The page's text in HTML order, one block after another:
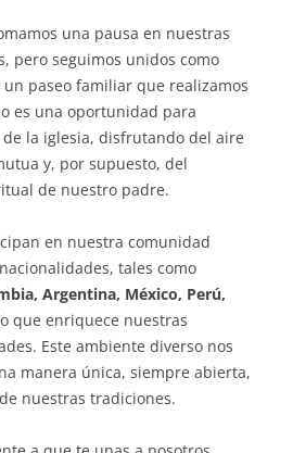
una pausa en nuestras
pero seguimos unidos como
paseo familiar que realizamos
es una oportunidad para
la iglesia, disfrutando del aire
y, por supuesto, del
de nuestro padre.
en nuestra comunidad
tales como
Argentina, México, Perú,
que enriquece nuestras
Este ambiente diverso nos
manera única, siempre abierta,
nuestras tradiciones.